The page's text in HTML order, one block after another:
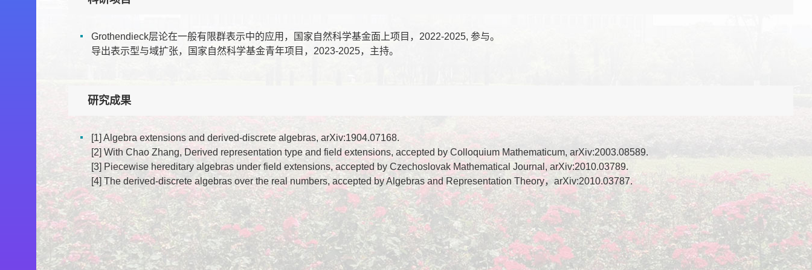
Grothendieck层论在一般有限群表示中的应用，国家自然科学基金面上项目，2022-2025, 参与。
导出表示型与域扩张，国家自然科学基金青年项目，2023-2025，主持。
研究成果
[1] Algebra extensions and derived-discrete algebras, arXiv:1904.07168.
[2] With Chao Zhang, Derived representation type and field extensions, accepted by Colloquium Mathematicum, arXiv:2003.08589.
[3] Piecewise hereditary algebras under field extensions, accepted by Czechoslovak Mathematical Journal, arXiv:2010.03789.
[4] The derived-discrete algebras over the real numbers, accepted by Algebras and Representation Theory，arXiv:2010.03787.